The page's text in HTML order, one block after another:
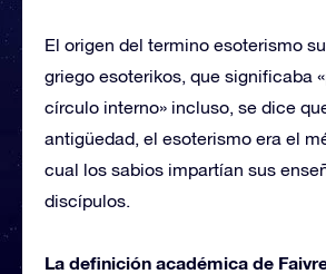
El origen del termino esoterismo
griego esoterikos, que significaba
círculo interno» incluso, se dice
antigüedad, el esoterismo era el
cual los sabios impartían sus
discípulos.
La definición académica de